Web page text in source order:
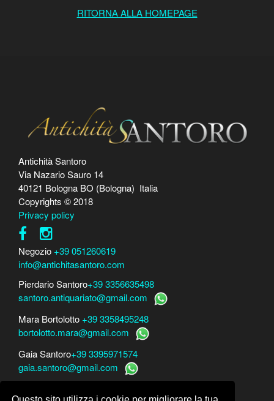
RITORNA ALLA HOMEPAGE
Antichità Santoro
Via Nazario Sauro 14
40121 Bologna BO (Bologna) Italia
Copyrights © 2018
Privacy policy
Negozio +39 051260619
info@antichitasantoro.com
Pierdario Santoro+39 3356635498
santoro.antiquariato@gmail.com
Mara Bortolotto +39 3358495248
bortolotto.mara@gmail.com
Gaia Santoro+39 3395971574
gaia.santoro@gmail.com